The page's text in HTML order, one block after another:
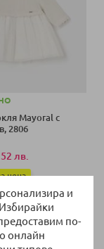
и
по-
онлайн
Mayoral с
2806
лв.
цена